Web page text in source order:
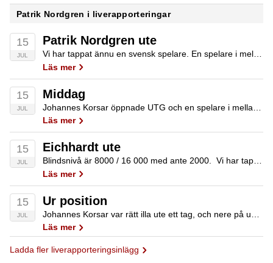
Patrik Nordgren i liverapporteringar
15
JUL
Patrik Nordgren ute
Vi har tappat ännu en svensk spelare. En spelare i mellanposition öppnar till 33 000. Kenny Hallaert (närmast i bild) synar. Patrik Nordgren på knappen säger 95 000 med 700 000 bakom. Fold från öppnaren och syn från Kenny. Floppen…
Läs mer
15
JUL
Middag
Läs mer
15
JUL
Eichhardt ute
Blindsnivå är 8000 / 16 000 med ante 2000. Vi har tappat Peter Eichhardt. I korridoren utanför träffade vi Peter som var väldigt tveksam till sitt eget spel i busten, och funderade på om han hade överspelat handen. Patrik Nordgren…
Läs mer
15
JUL
Ur position
Läs mer
Ladda fler liverapporteringsinlägg